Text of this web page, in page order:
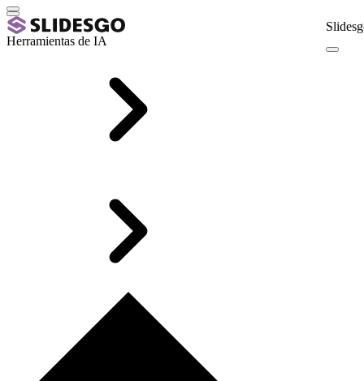
Herramientas de IA